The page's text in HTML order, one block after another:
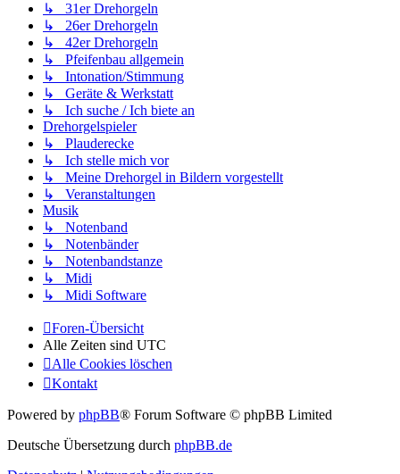
↳ 31er Drehorgeln
↳ 26er Drehorgeln
↳ 42er Drehorgeln
↳ Pfeifenbau allgemein
↳ Intonation/Stimmung
↳ Geräte & Werkstatt
↳ Ich suche / Ich biete an
Drehorgelspieler
↳ Plauderecke
↳ Ich stelle mich vor
↳ Meine Drehorgel in Bildern vorgestellt
↳ Veranstaltungen
Musik
↳ Notenband
↳ Notenbänder
↳ Notenbandstanze
↳ Midi
↳ Midi Software
Foren-Übersicht
Alle Zeiten sind UTC
Alle Cookies löschen
Kontakt
Powered by phpBB® Forum Software © phpBB Limited
Deutsche Übersetzung durch phpBB.de